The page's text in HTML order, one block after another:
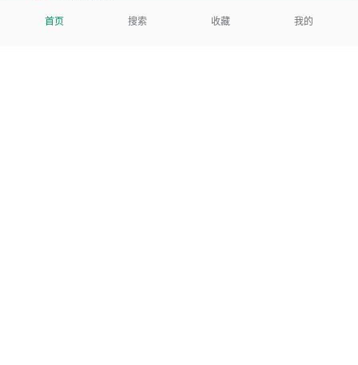
首页 搜索 收藏 我的
我们努力把每一个工具做成批量处理的产品